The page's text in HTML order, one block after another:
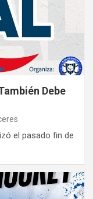
Debe
el pasado fin de